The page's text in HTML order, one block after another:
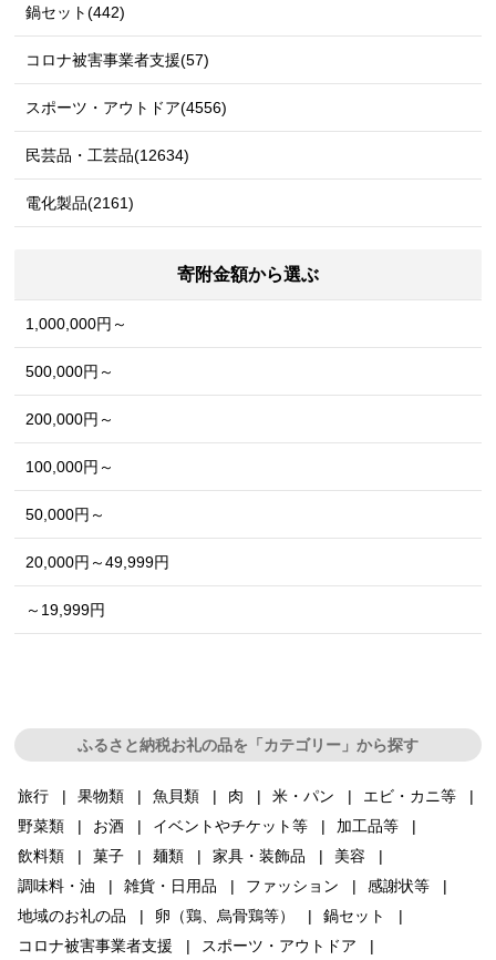
鍋セット(442)
コロナ被害事業者支援(57)
スポーツ・アウトドア(4556)
民芸品・工芸品(12634)
電化製品(2161)
寄附金額から選ぶ
1,000,000円～
500,000円～
200,000円～
100,000円～
50,000円～
20,000円～49,999円
～19,999円
ふるさと納税お礼の品を「カテゴリー」から探す
旅行 果物類 魚貝類 肉 米・パン
エビ・カニ等
野菜類
お酒 イベントやチケット等
加工品等
飲料類
菓子 麺類 家具・装飾品
美容
調味料・油
雑貨・日用品 ファッション
感謝状等
地域のお礼の品
卵（鶏、烏骨鶏等）
鍋セット
コロナ被害事業者支援
スポーツ・アウトドア